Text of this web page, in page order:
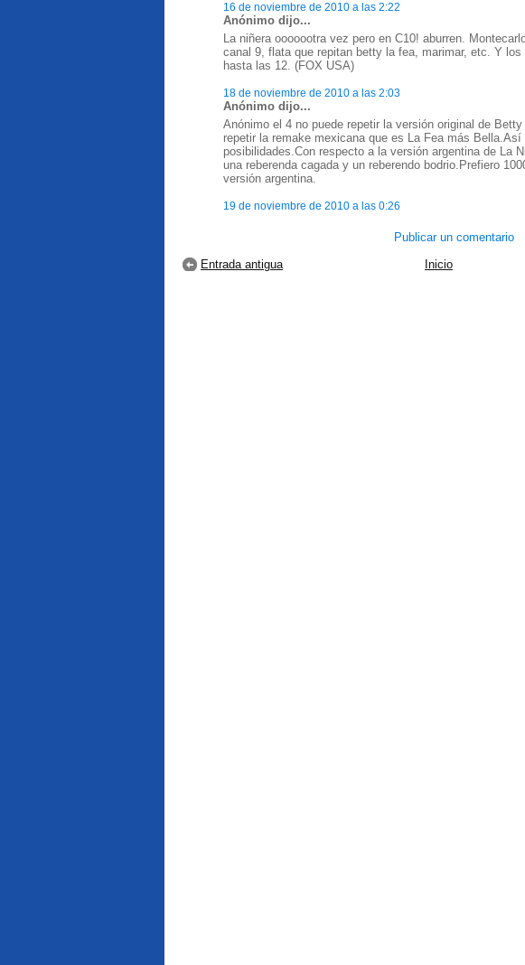
16 de noviembre de 2010 a las 2:22
Anónimo dijo...
La niñera ooooootra vez pero en C10! aburren.
canal 9, flata que repitan betty la fea, marimar, etc. Y
hasta las 12. (FOX USA)
18 de noviembre de 2010 a las 2:03
Anónimo dijo...
Anónimo el 4 no puede repetir la versión original de
repetir la remake mexicana que es La Fea más
posibilidades.Con respecto a la versión argentina de La
una reberenda cagada y un reberendo bodrio.Prefiero
versión argentina.
19 de noviembre de 2010 a las 0:26
Publicar un comentario
Entrada antigua Inicio